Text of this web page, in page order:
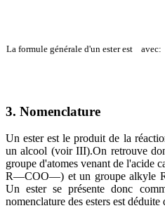
La formule générale d'un ester est avec:
3. Nomenclature
Un ester est le produit de la
un alcool (voir III).On retrouve
groupe d'atomes venant de l'acide
R—COO—) et un groupe alkyle
Un ester se présente donc
nomenclature des esters est déduite